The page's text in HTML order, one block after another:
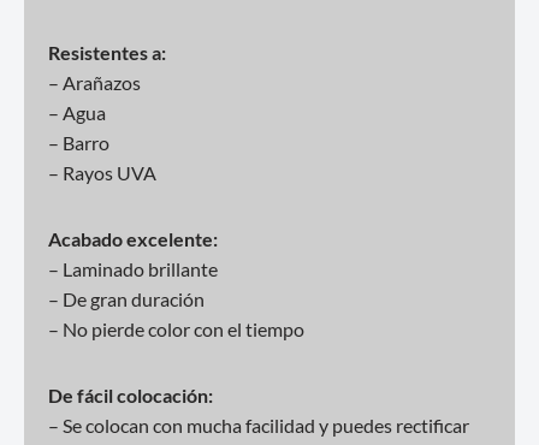
Resistentes a:
– Arañazos
– Agua
– Barro
– Rayos UVA
Acabado excelente:
– Laminado brillante
– De gran duración
– No pierde color con el tiempo
De fácil colocación:
– Se colocan con mucha facilidad y puedes rectificar